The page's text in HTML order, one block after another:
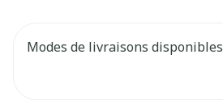
Modes de livraisons disponibles